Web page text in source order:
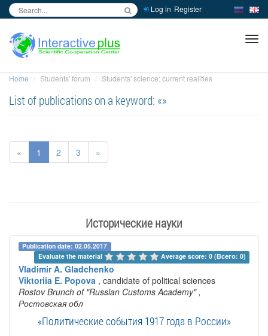
Log in Register
Home Students' forum Students' science: current realities
List of publications on a keyword: «»
« 1 2 3 »
Исторические науки
Publication date: 02.05.2017
Evaluate the material
Average score: 0 (Всего: 0)
Vladimir A. Gladchenko
Viktoriia E. Popova , candidate of political sciences
Rostov Brunch of "Russian Customs Academy" ,
Ростовская обл
«Политические события 1917 года в России»